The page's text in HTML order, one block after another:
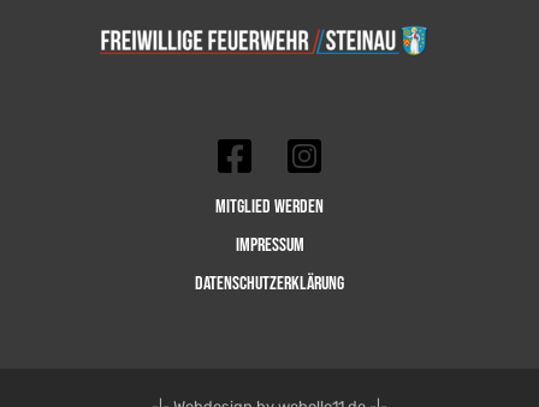
Mitglied werden
Impressum
Datenschutzerklärung